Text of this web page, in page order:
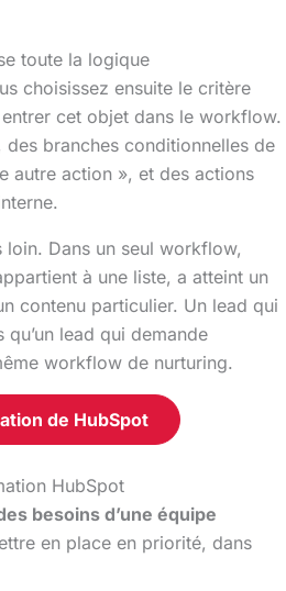
toute la logique
choisissez ensuite le critère
cet objet dans le workflow.
des branches conditionnelles de
autre action », et des actions
Dans un seul workflow,
à une liste, a atteint un
contenu particulier. Un lead qui
lead qui demande
workflow de nurturing.
de HubSpot
HubSpot
besoins d’une équipe
en place en priorité, dans